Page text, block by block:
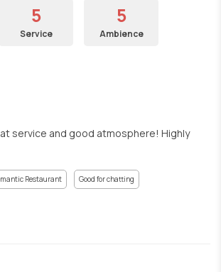
5
Service
5
Ambience
service and good atmosphere! Highly
Restaurant Good for chatting